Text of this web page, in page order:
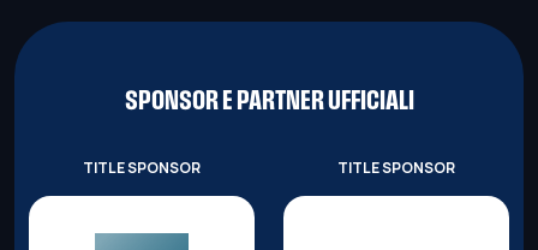
SPONSOR E PARTNER UFFICIALI
TITLE SPONSOR TITLE SPONSOR